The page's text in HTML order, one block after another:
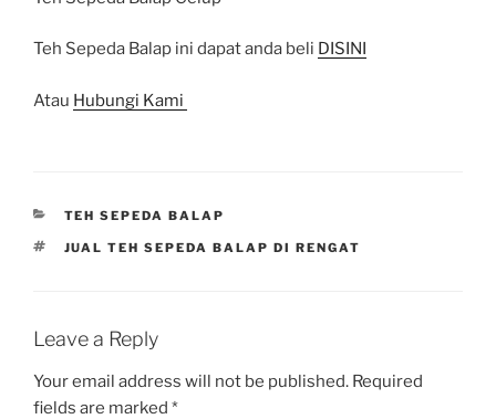
Teh Sepeda Balap ini dapat anda beli DISINI
Atau Hubungi Kami
CATEGORIES
TEH SEPEDA BALAP
TAGS
JUAL TEH SEPEDA BALAP DI RENGAT
Leave a Reply
Your email address will not be published. Required
fields are marked *